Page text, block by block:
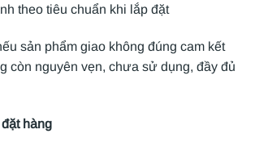
theo tiêu chuẩn khi lắp đặt
sản phẩm giao không đúng cam kết
còn nguyên vẹn, chưa sử dụng, đầy đủ
hàng